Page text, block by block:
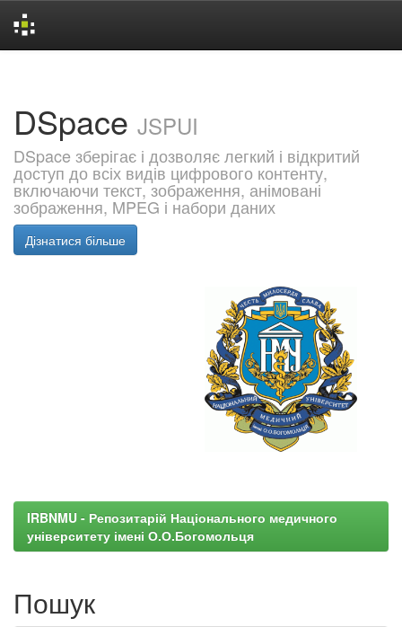
DSpace JSPUI
DSpace зберігає і дозволяє легкий і відкритий
доступ до всіх видів цифрового контенту,
включаючи текст, зображення, анімовані
зображення, MPEG і набори даних
Дізнатися більше
IRBNMU - Репозитарій Національного медичного
університету імені О.О.Богомольця
Пошук